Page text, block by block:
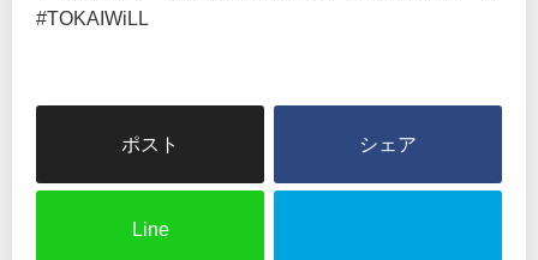
#TOKAIWiLL
シェア
Line